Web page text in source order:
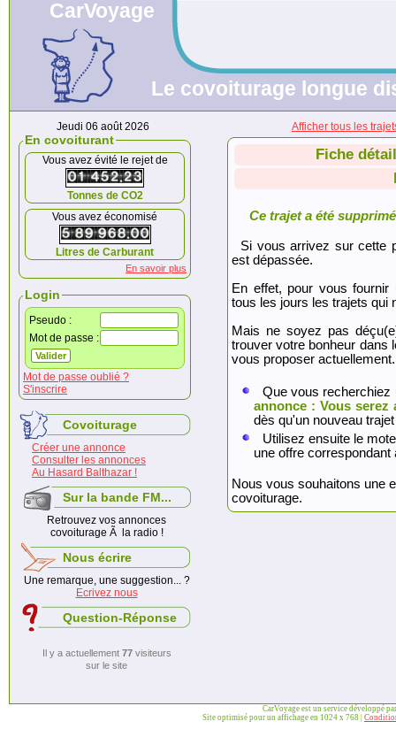
CarVoyage
Le covoiturage longue
Jeudi 06 août 2026
En covoiturant
Vous avez évité le rejet de
Tonnes de CO2
Vous avez économisé
Litres de Carburant
En savoir plus
Login
Pseudo :
Mot de passe :
Mot de passe oublié ?
S'inscrire
Covoiturage
Créer une annonce
Consulter les annonces
Au Hasard Balthazar !
Sur la bande FM...
Retrouvez vos annonces
covoiturage Ã la radio !
Nous écrire
Une remarque, une suggestion... ?
Ecrivez nous
Question-Réponse
Il y a actuellement 77visiteurs
sur le site
Afficher tous les
Fiche
Ce trajet a été
Si vous arrivez sur cette
est dépassée.
En effet, pour vous fournir
tous les jours les trajets qui
Mais ne soyez pas
trouver votre bonheur dans
vous proposer actuellement.
Que vous
annonce : Vous serez
dès qu'un nouveau
Utilisez ensuite le
une offre
Nous vous souhaitons une
covoiturage.
CarVoyage est un service développé
Site optimisé pour un affichage en 1024 x 768 |